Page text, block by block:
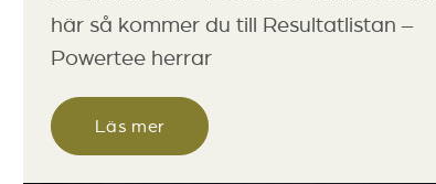
här så kommer du till Resultatlistan –
Powertee herrar
Läs mer